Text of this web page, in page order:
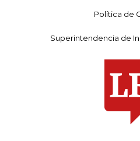
Política de
Superintendencia de